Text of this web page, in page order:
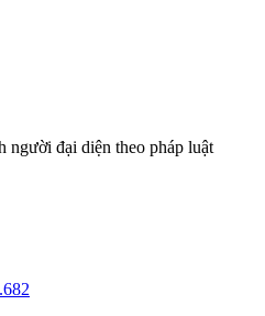
người đại diện theo pháp luật